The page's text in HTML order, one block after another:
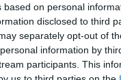
based on personal
disclosed to third
separately opt-out of
information by
participants. This